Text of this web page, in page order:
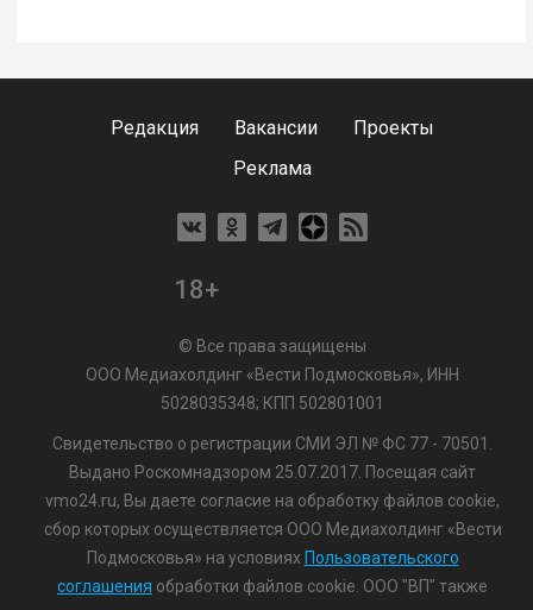
Редакция Вакансии
Проекты
Реклама
18+
© Все права защищены
ООО Медиахолдинг «Вести Подмосковья», ИНН
5028035348; КПП 502801001
Свидетельство о регистрации СМИ ЭЛ № ФС 77 - 70501.
Выдано Роскомнадзором 25.07.2017. Посещая сайт
vmo24.ru, Вы даете согласие на обработку файлов cookie,
сбор которых осуществляется ООО Медиахолдинг «Вести
Подмосковья» на условиях Пользовательского
соглашения обработки файлов cookie. ООО "ВП" также